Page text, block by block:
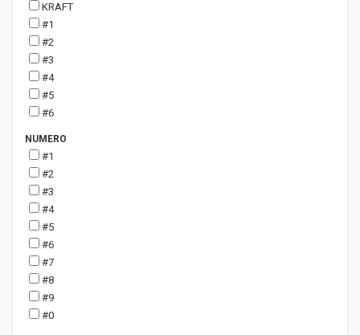
KRAFT
#1
#2
#3
#4
#5
#6
NUMERO
#1
#2
#3
#4
#5
#6
#7
#8
#9
#0